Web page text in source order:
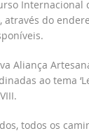
através do
Aliança
ao tema
todos os